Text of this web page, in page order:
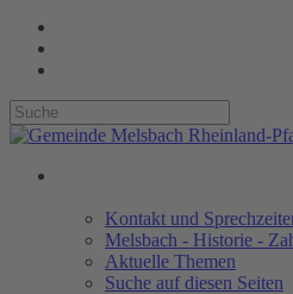
Kontakt und
Melsbach - Historie -
Aktuelle Themen
Suche auf diesen Seiten